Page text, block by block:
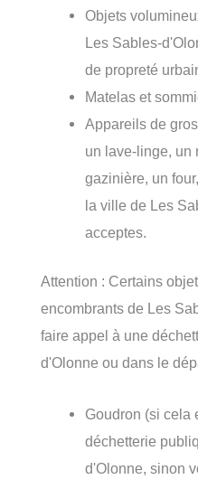
Objets
Les Sables-
de propreté
Matelas et
Appareils de
un lave-linge, un
gazinière, un
la ville de Les
acceptes.
Attention : Certains
encombrants de Les
faire appel à une
d'Olonne ou dans le
Goudron (si cela
déchetterie
d'Olonne, sinon